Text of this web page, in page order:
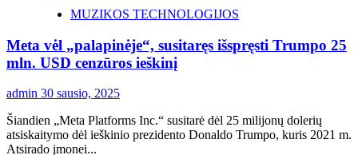
MUZIKOS TECHNOLOGIJOS
Meta vėl „palapinėje“, susitaręs išspręsti Trumpo 25
mln. USD cenzūros ieškinį
admin 30 sausio, 2025
Šiandien „Meta Platforms Inc.“ susitarė dėl 25 milijonų dolerių
atsiskaitymo dėl ieškinio prezidento Donaldo Trumpo, kuris 2021 m.
Atsirado įmonei...